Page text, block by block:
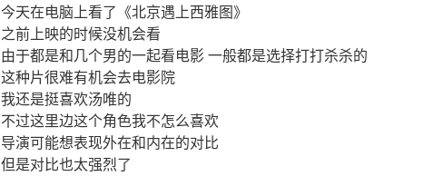
今天在电脑上看了《北京遇上西雅图》
之前上映的时候没机会看
由于都是和几个男的一起看电影 一般都是选择打打杀杀的
这种片很难有机会去电影院
我还是挺喜欢汤唯的
不过这里边这个角色我不怎么喜欢
导演可能想表现外在和内在的对比
但是对比也太强烈了